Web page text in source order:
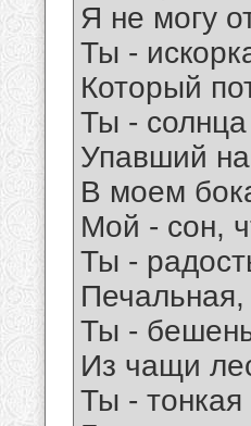
Я не могу
Ты -
Который
Ты -
Упавший
В моем
Мой - сон,
Ты -
Печальная,
Ты -
Из чащи
Ты -